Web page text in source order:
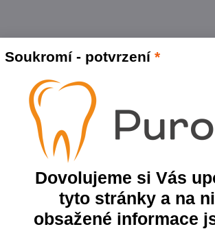
Soukromí - potvrzení *
Dovolujeme si Vás
tyto stránky a na
obsažené informace